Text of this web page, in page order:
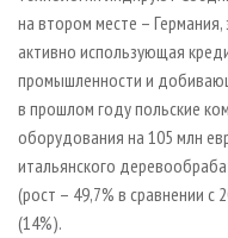
на втором месте –
активно использующая
промышленности и
в прошлом году польские
оборудования на 105 млн
итальянского
(рост – 49,7% в сравнении с
(14%).